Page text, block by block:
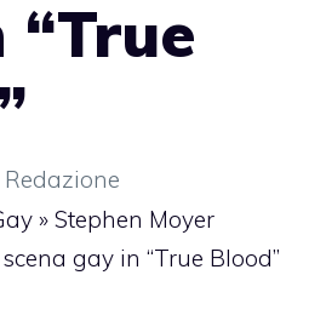
Redazione
» Stephen Moyer
gay in “True Blood”